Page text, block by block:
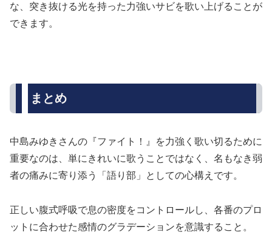
な、突き抜ける光を持った力強いサビを歌い上げることが
できます。
まとめ
中島みゆきさんの『ファイト！』を力強く歌い切るために
重要なのは、単にきれいに歌うことではなく、名もなき弱
者の痛みに寄り添う「語り部」としての心構えです。
正しい腹式呼吸で息の密度をコントロールし、各番のプロ
ットに合わせた感情のグラデーションを意識すること。